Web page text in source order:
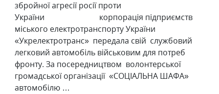
збройної агресії росії проти
України корпорація підприємств
міського електротранспорту України
«Укрелектротранс» передала свій службовий
легковий автомобіль військовим для потреб
фронту. За посередництвом волонтерської
громадської організації «СОЦІАЛЬНА ШАФА»
автомобілю …